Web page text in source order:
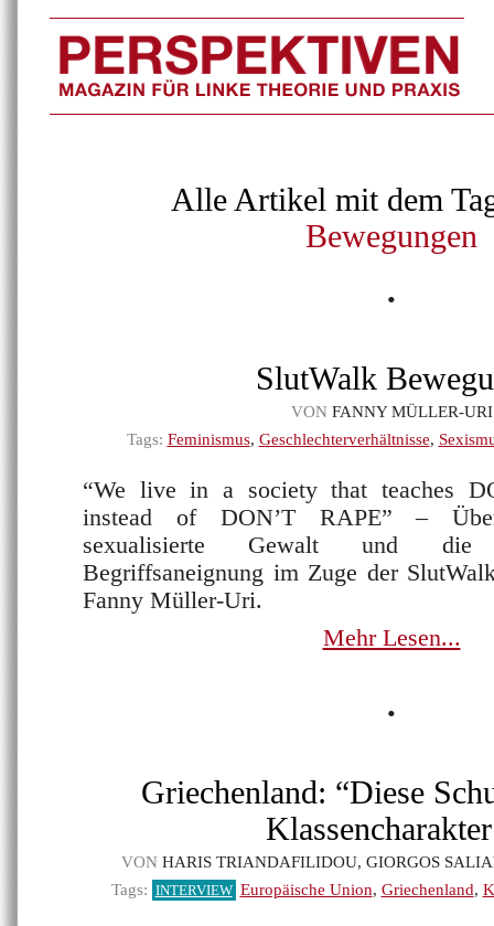
Alle Artikel mit dem
Bewegungen
•
SlutWalk
VON FANNY MÜLLER-URI
Tags: Feminismus, Geschlechterverhältnisse,
“We live in a society that teaches
instead of DON’T RAPE” –
sexualisierte Gewalt und
Begriffsaneignung im Zuge der
Fanny Müller-Uri.
Mehr Lesen...
•
Griechenland: “Diese
VON HARIS TRIANDAFILIDOU, GIORGOS
Tags: INTERVIEW Europäische Union, Griechenland,